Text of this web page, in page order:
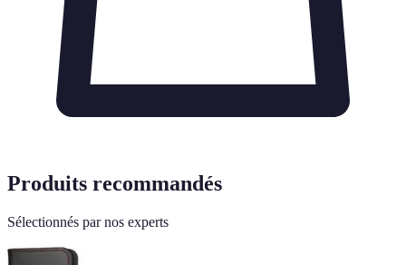
Produits recommandés
Sélectionnés par nos experts